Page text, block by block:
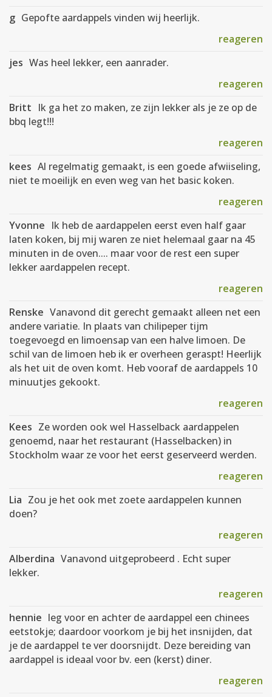
g Gepofte aardappels vinden wij heerlijk.
reageren
jes Was heel lekker, een aanrader.
reageren
Britt Ik ga het zo maken, ze zijn lekker als je ze op de
bbq legt!!!
reageren
kees Al regelmatig gemaakt, is een goede afwiiseling,
niet te moeilijk en even weg van het basic koken.
reageren
Yvonne Ik heb de aardappelen eerst even half gaar
laten koken, bij mij waren ze niet helemaal gaar na 45
minuten in de oven.... maar voor de rest een super
lekker aardappelen recept.
reageren
Renske Vanavond dit gerecht gemaakt alleen net een
andere variatie. In plaats van chilipeper tijm
toegevoegd en limoensap van een halve limoen. De
schil van de limoen heb ik er overheen geraspt! Heerlijk
als het uit de oven komt. Heb vooraf de aardappels 10
minuutjes gekookt.
reageren
Kees Ze worden ook wel Hasselback aardappelen
genoemd, naar het restaurant (Hasselbacken) in
Stockholm waar ze voor het eerst geserveerd werden.
reageren
Lia Zou je het ook met zoete aardappelen kunnen
doen?
reageren
Alberdina Vanavond uitgeprobeerd . Echt super
lekker.
reageren
hennie leg voor en achter de aardappel een chinees
eetstokje; daardoor voorkom je bij het insnijden, dat
je de aardappel te ver doorsnijdt. Deze bereiding van
aardappel is ideaal voor bv. een (kerst) diner.
reageren